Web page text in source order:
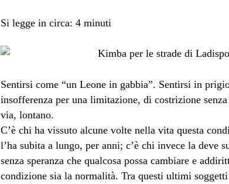
Si legge in circa: 4 minuti
Sentirsi come “un Leone in gabbia”. Sentirsi in
insofferenza per una limitazione, di costrizione
via, lontano.
C’è chi ha vissuto alcune volte nella vita questa
l’ha subita a lungo, per anni; c’è chi invece la deve
senza speranza che qualcosa possa cambiare e
condizione sia la normalità. Tra questi ultimi